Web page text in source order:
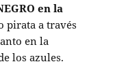
en la
pirata a través
en la
los azules.